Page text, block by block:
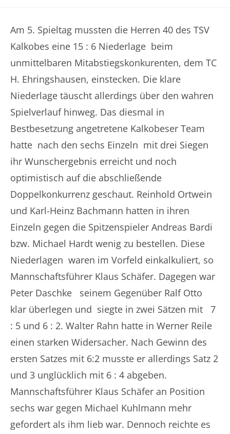
Am 5. Spieltag mussten die Herren 40 des TSV
Kalkobes eine 15 : 6 Niederlage beim
unmittelbaren Mitabstiegskonkurenten, dem TC
H. Ehringshausen, einstecken. Die klare
Niederlage täuscht allerdings über den wahren
Spielverlauf hinweg. Das diesmal in
Bestbesetzung angetretene Kalkobeser Team
hatte nach den sechs Einzeln mit drei Siegen
ihr Wunschergebnis erreicht und noch
optimistisch auf die abschließende
Doppelkonkurrenz geschaut. Reinhold Ortwein
und Karl-Heinz Bachmann hatten in ihren
Einzeln gegen die Spitzenspieler Andreas Bardi
bzw. Michael Hardt wenig zu bestellen. Diese
Niederlagen waren im Vorfeld einkalkuliert, so
Mannschaftsführer Klaus Schäfer. Dagegen war
Peter Daschke seinem Gegenüber Ralf Otto
klar überlegen und siegte in zwei Sätzen mit 7
: 5 und 6 : 2. Walter Rahn hatte in Werner Reile
einen starken Widersacher. Nach Gewinn des
ersten Satzes mit 6:2 musste er allerdings Satz 2
und 3 unglücklich mit 6 : 4 abgeben.
Mannschaftsführer Klaus Schäfer an Position
sechs war gegen Michael Kuhlmann mehr
gefordert als ihm lieb war. Dennoch reichte es